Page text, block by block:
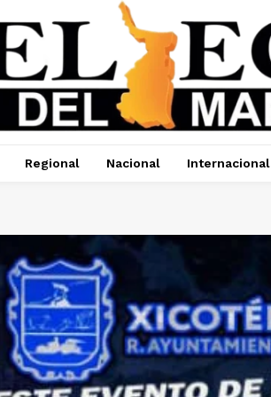
Regional Nacional Internacional